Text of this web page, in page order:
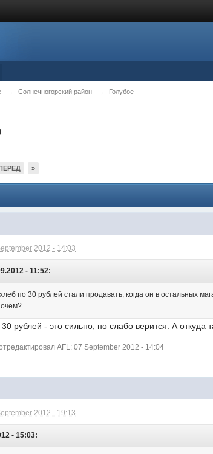
→ Солнечногорский район → Голубое
»
2012 - 14:03
- 11:52:
по 30 рублей стали продавать, когда он в остальных
рублей - это сильно, но слабо верится. А откуда
AFL: 07 September 2012 - 14:04
2012 - 19:13
- 15:03: